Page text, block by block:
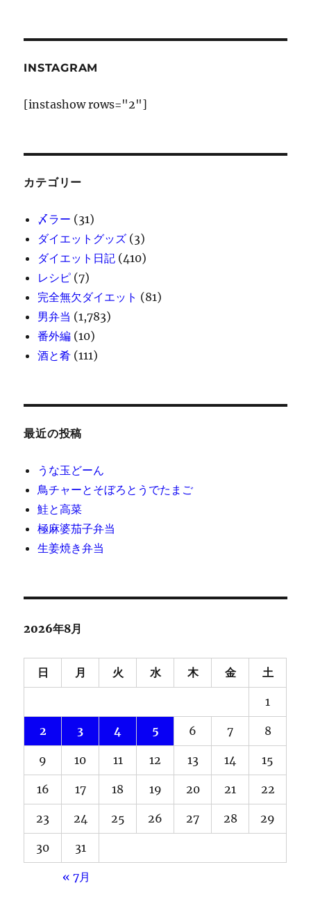
INSTAGRAM
[instashow rows="2"]
カテゴリー
〆ラー (31)
ダイエットグッズ (3)
ダイエット日記 (410)
レシピ (7)
完全無欠ダイエット (81)
男弁当 (1,783)
番外編 (10)
酒と肴 (111)
最近の投稿
うな玉どーん
鳥チャーとそぼろとうでたまご
鮭と高菜
極麻婆茄子弁当
生姜焼き弁当
2026年8月
日 月 火 水 木 金 土
1
2 3 4 5 6 7 8
9 10 11 12 13 14 15
16 17 18 19 20 21 22
23 24 25 26 27 28 29
30 31
« 7月